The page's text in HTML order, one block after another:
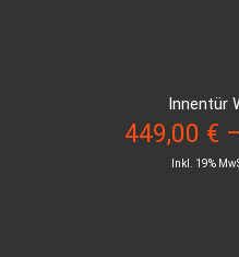
Innentür
449,00 € –
Inkl. 19%